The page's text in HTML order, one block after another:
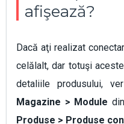
afişează?
Dacă aţi realizat
celălalt, dar totuşi
detaliile produsului,
Magazine > Module
Produse > Produse